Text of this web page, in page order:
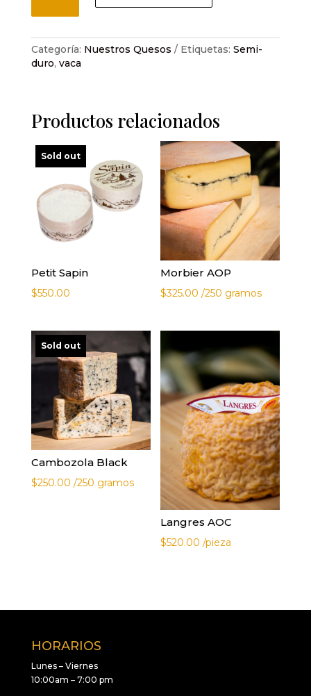
Categoría: Nuestros Quesos Etiquetas: Semi-
duro, vaca
Productos relacionados
Sold out
Petit Sapin
$550.00
Morbier AOP
$325.00 /250 gramos
Sold out
Cambozola Black
$250.00 /250 gramos
Langres AOC
$520.00 /pieza
HORARIOS
Lunes – Viernes
10:00am – 7:00 pm